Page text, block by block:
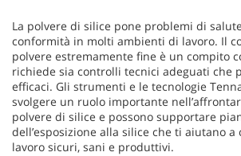
La polvere di silice pone problemi di
conformità in molti ambienti di lavoro. Il
polvere estremamente fine è un compito
richiede sia controlli tecnici adeguati che
efficaci. Gli strumenti e le tecnologie
svolgere un ruolo importante
polvere di silice e possono supportare
dell’esposizione alla silice che ti aiutano
lavoro sicuri, sani e produttivi.